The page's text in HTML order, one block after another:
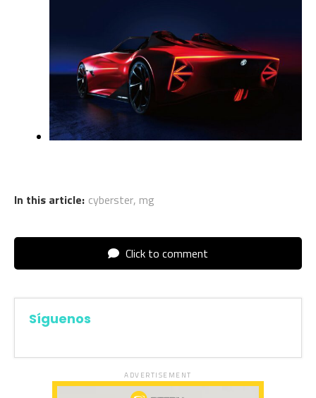
In this article: cyberster, mg
Click to comment
Síguenos
ADVERTISEMENT